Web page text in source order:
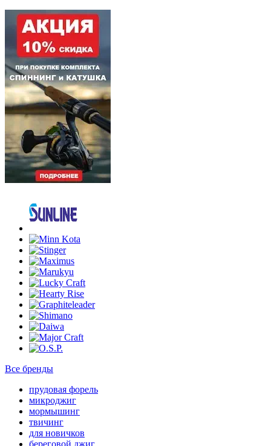
Все бренды
прудовая форель
микроджиг
мормышинг
твичинг
для новичков
береговой джиг